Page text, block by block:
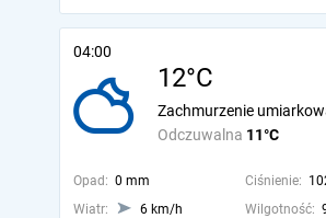
04:00
12°C
Odczuwalna 11°C
Zachmurzenie
Opad: 0 mm Ciśnienie:
Wiatr:
6 km/h Wilgotność: